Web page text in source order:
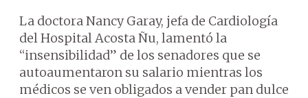
La doctora Nancy Garay, jefa de Cardiología
del Hospital Acosta Ñu, lamentó la
“insensibilidad” de los senadores que se
autoaumentaron su salario mientras los
médicos se ven obligados a vender pan dulce